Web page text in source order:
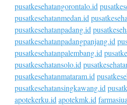
pusatkesehatangorontalo.id
pusatkesehatanmedan.id
pusatkesehatanpadang.id
pusatkesehatanpadangpanjang.id
pusatkesehatanpalembang.id
pusatkesehatansolo.id
pusatkesehatanmataram.id
pusatkesehatansingkawang.id
apotekerku.id apotekmk.id